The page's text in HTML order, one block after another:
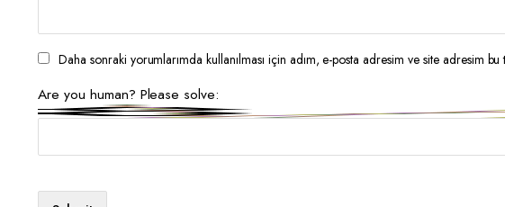
Daha sonraki yorumlarımda kullanılması için adım, e-posta adresim ve site adresim bu
Are you human? Please solve: